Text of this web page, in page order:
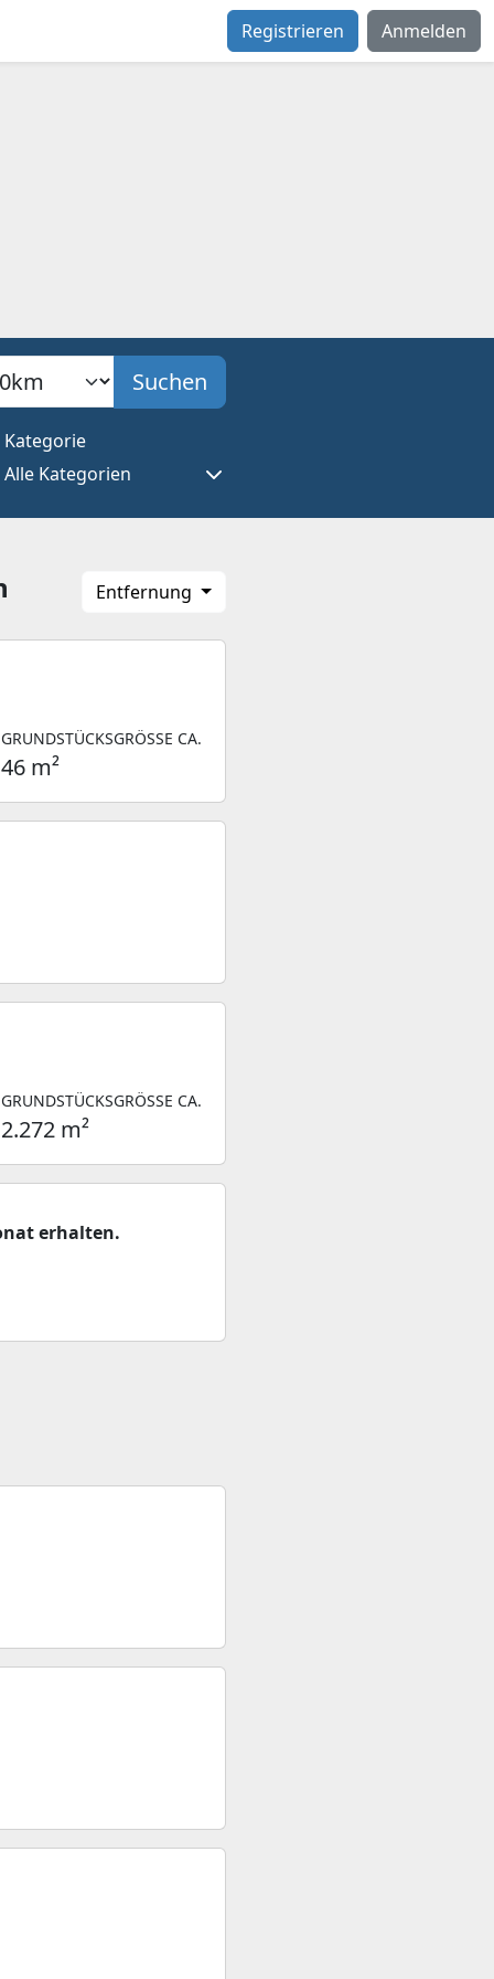
Registrieren Anmelden
Suchen
Kategorie
Alle Kategorien
Entfernung
GRUNDSTÜCKSGRÖSSE CA.
46 m²
GRUNDSTÜCKSGRÖSSE CA.
2.272 m²
erhalten.